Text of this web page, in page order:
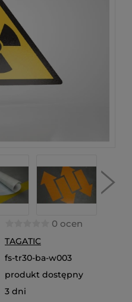
0 ocen
TAGATIC
fs-tr30-ba-w003
produkt dostępny
3 dni